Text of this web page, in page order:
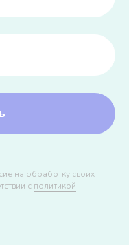
на обработку своих
с политикой